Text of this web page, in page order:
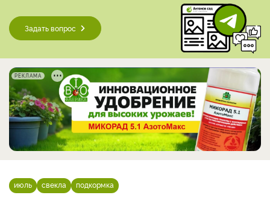
Задать вопрос
РЕКЛАМА
июль свекла подкормка